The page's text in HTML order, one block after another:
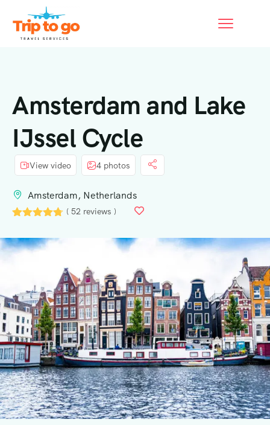
Amsterdam and Lake
IJssel Cycle
View video 4 photos
Amsterdam, Netherlands
( 52 reviews )